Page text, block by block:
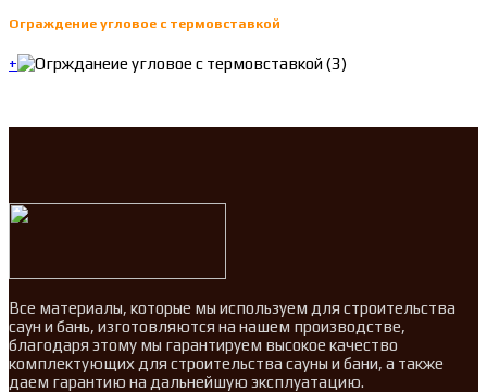
Ограждение угловое с термовставкой
+
Все материалы, которые мы используем для строительства
саун и бань, изготовляются на нашем производстве,
благодаря этому мы гарантируем высокое качество
комплектующих для строительства сауны и бани, а также
даем гарантию на дальнейшую эксплуатацию.